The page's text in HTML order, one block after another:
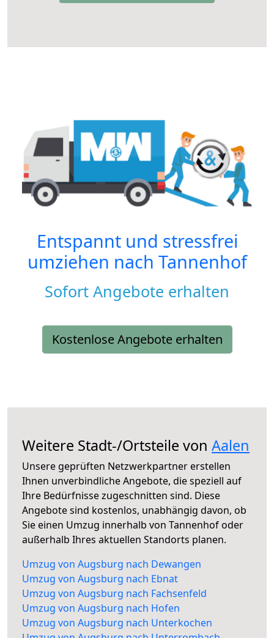
Entspannt und stressfrei
umziehen nach Tannenhof
Sofort Angebote erhalten
Kostenlose Angebote erhalten
Weitere Stadt-/Ortsteile von Aalen
Unsere geprüften Netzwerkpartner erstellen
Ihnen unverbindliche Angebote, die speziell auf
Ihre Bedürfnisse zugeschnitten sind. Diese
Angebote sind kostenlos, unabhängig davon, ob
Sie einen Umzug innerhalb von Tannenhof oder
außerhalb Ihres aktuellen Standorts planen.
Umzug von Augsburg nach Dewangen
Umzug von Augsburg nach Ebnat
Umzug von Augsburg nach Fachsenfeld
Umzug von Augsburg nach Hofen
Umzug von Augsburg nach Unterkochen